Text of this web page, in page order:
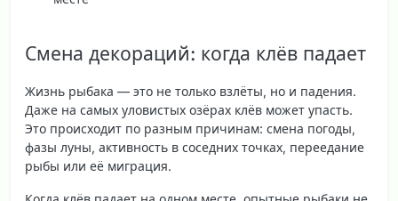
Смена декораций: когда клёв падает
Жизнь рыбака — это не только взлёты, но и падения.
Даже на самых уловистых озёрах клёв может упасть.
Это происходит по разным причинам: смена погоды,
фазы луны, активность в соседних точках, переедание
рыбы или её миграция.